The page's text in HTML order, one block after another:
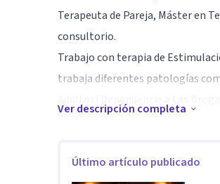
Terapeuta de Pareja, Máster en
consultorio.
Trabajo con terapia de
trabaja diferentes patologías
Especialidad
Ver descripción completa
Último artículo publicado